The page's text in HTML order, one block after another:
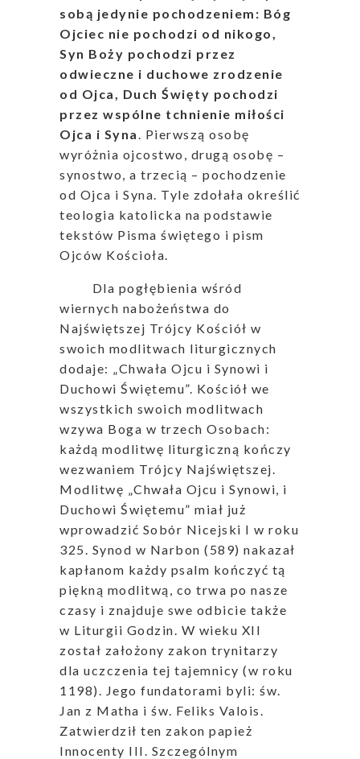
sobą jedynie pochodzeniem: Bóg
Ojciec nie pochodzi od nikogo,
Syn Boży pochodzi przez
odwieczne i duchowe zrodzenie
od Ojca, Duch Święty pochodzi
przez wspólne tchnienie miłości
Ojca i Syna. Pierwszą osobę
wyróżnia ojcostwo, drugą osobę –
synostwo, a trzecią – pochodzenie
od Ojca i Syna. Tyle zdołała określić
teologia katolicka na podstawie
tekstów Pisma świętego i pism
Ojców Kościoła.
Dla pogłębienia wśród
wiernych nabożeństwa do
Najświętszej Trójcy Kościół w
swoich modlitwach liturgicznych
dodaje: „Chwała Ojcu i Synowi i
Duchowi Świętemu”. Kościół we
wszystkich swoich modlitwach
wzywa Boga w trzech Osobach:
każdą modlitwę liturgiczną kończy
wezwaniem Trójcy Najświętszej.
Modlitwę „Chwała Ojcu i Synowi, i
Duchowi Świętemu” miał już
wprowadzić Sobór Nicejski I w roku
325. Synod w Narbon (589) nakazał
kapłanom każdy psalm kończyć tą
piękną modlitwą, co trwa po nasze
czasy i znajduje swe odbicie także
w Liturgii Godzin. W wieku XII
został założony zakon trynitarzy
dla uczczenia tej tajemnicy (w roku
1198). Jego fundatorami byli: św.
Jan z Matha i św. Feliks Valois.
Zatwierdził ten zakon papież
Innocenty III. Szczególnym